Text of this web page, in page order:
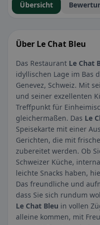
Übersicht
Über Le Chat Bleu
Das Restaurant Le Chat
idyllischen Lage im Bas
Genevez, Schweiz. Mit
und seiner exzellenten
Treffpunkt für
gleichermaßen. Das Le
Speisekarte mit einer
Gerichten, die mit
zubereitet werden. Ob
Schweizer Küche,
leichte Snacks haben,
Das freundliche und
dass Sie sich rundum
Le Chat Bleu in vollen
alleine kommen, mit